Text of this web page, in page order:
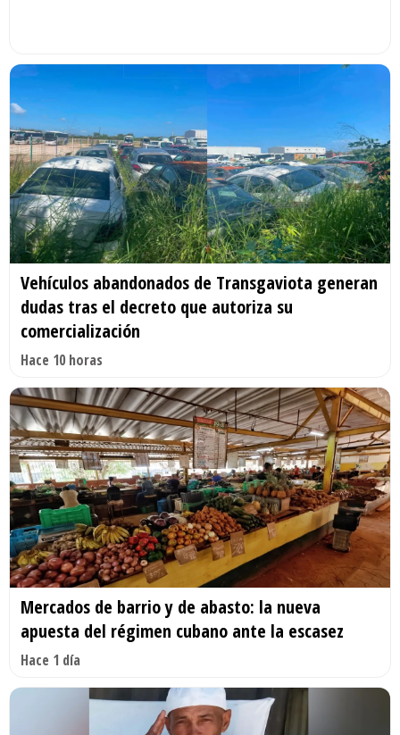
Vehículos abandonados de Transgaviota generan
dudas tras el decreto que autoriza su
comercialización
Hace 10 horas
Mercados de barrio y de abasto: la nueva
apuesta del régimen cubano ante la escasez
Hace 1 día